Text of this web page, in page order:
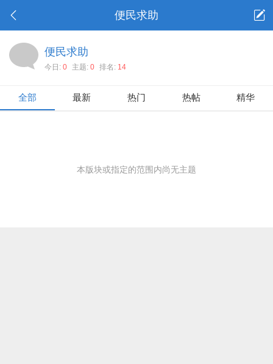
便民求助
便民求助
今日: 0 主题: 0 排名: 14
全部 最新 热门 热帖 精华
本版块或指定的范围内尚无主题